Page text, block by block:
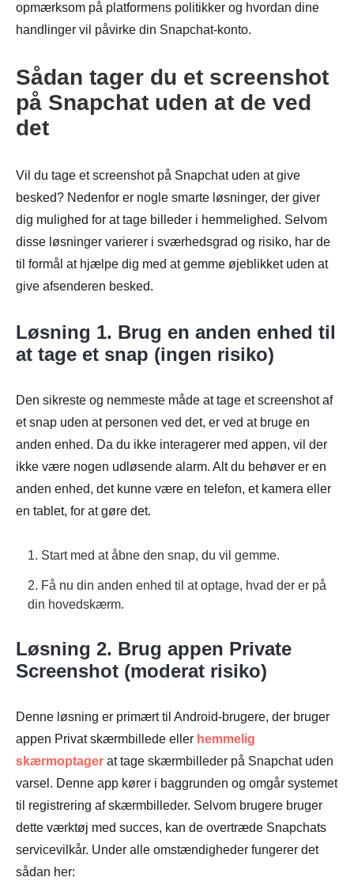
opmærksom på platformens politikker og hvordan dine
handlinger vil påvirke din Snapchat-konto.
Sådan tager du et screenshot
på Snapchat uden at de ved
det
Vil du tage et screenshot på Snapchat uden at give
besked? Nedenfor er nogle smarte løsninger, der giver
dig mulighed for at tage billeder i hemmelighed. Selvom
disse løsninger varierer i sværhedsgrad og risiko, har de
til formål at hjælpe dig med at gemme øjeblikket uden at
give afsenderen besked.
Løsning 1. Brug en anden enhed til
at tage et snap (ingen risiko)
Den sikreste og nemmeste måde at tage et screenshot af
et snap uden at personen ved det, er ved at bruge en
anden enhed. Da du ikke interagerer med appen, vil der
ikke være nogen udløsende alarm. Alt du behøver er en
anden enhed, det kunne være en telefon, et kamera eller
en tablet, for at gøre det.
1. Start med at åbne den snap, du vil gemme.
2. Få nu din anden enhed til at optage, hvad der er på
din hovedskærm.
Løsning 2. Brug appen Private
Screenshot (moderat risiko)
Denne løsning er primært til Android-brugere, der bruger
appen Privat skærmbillede eller hemmelig
skærmoptager at tage skærmbilleder på Snapchat uden
varsel. Denne app kører i baggrunden og omgår systemet
til registrering af skærmbilleder. Selvom brugere bruger
dette værktøj med succes, kan de overtræde Snapchats
servicevilkår. Under alle omstændigheder fungerer det
sådan her: